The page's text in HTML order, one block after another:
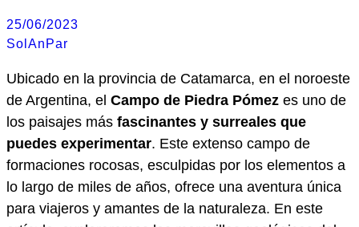
25/06/2023
SolAnPar
Ubicado en la provincia de Catamarca, en el noroeste
de Argentina, el Campo de Piedra Pómez es uno de
los paisajes más fascinantes y surreales que
puedes experimentar. Este extenso campo de
formaciones rocosas, esculpidas por los elementos a
lo largo de miles de años, ofrece una aventura única
para viajeros y amantes de la naturaleza. En este